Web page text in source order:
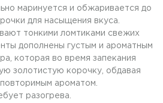
маринуется и обжаривается до
для насыщения вкуса.
тонкими ломтиками свежих
дополнены густым и ароматным
которая во время запекания
золотистую корочку, обдавая
ароматом.
разогрева.